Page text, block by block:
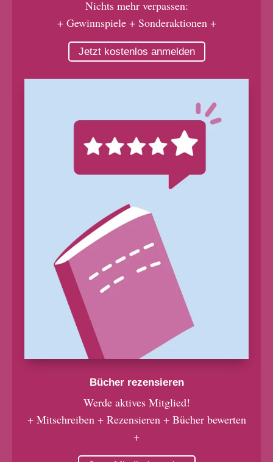
Nichts mehr verpassen:
+ Gewinnspiele + Sonderaktionen +
Jetzt kostenlos anmelden
Bücher rezensieren
Werde aktives Mitglied!
+ Mitschreiben + Rezensieren + Bücher bewerten
+